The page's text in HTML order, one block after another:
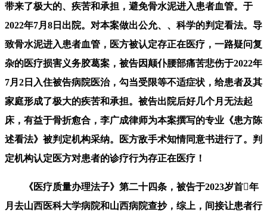
带来了极大的、疾苦和承担，避免骨水泥进入患者血管。于
2022年7月8日出院。对本案做出公允、、科学的判定看法。导
致骨水泥进入患者血管，医方被认定存正在医疗，一路疑问复
杂的医疗损害义务胶葛案，被告因颠仆腰部痛苦悲伤于2022年
7月2日入住被告病院医治，勾当受限等不适症状，给患者及其
家庭形成了极大的疾苦和承担。被告出院后好几个月无法起
床，有益于骨折愈合，李广成律师为本案撰写的专业《患方陈
述看法》被判定机构采纳。医方敌手术知情同意书进行了。判
定机构认定医方对患者的诊疗行为存正在医疗！
《医疗质量办理法子》第二十四条，被告于2023岁首年
月去山西医科大学病院和山西病院查抄，综上，间接让患者行